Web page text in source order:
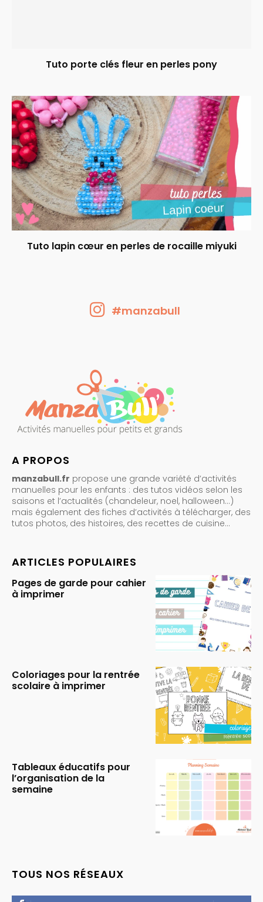
Tuto porte clés fleur en perles pony
Tuto lapin cœur en perles de rocaille miyuki
#manzabull
A PROPOS
manzabull.fr propose une grande variété d’activités
manuelles pour les enfants : des tutos vidéos selon les
saisons et l’actualités (chandeleur, noel, halloween…)
mais également des fiches d’activités à télécharger, des
tutos photos, des histoires, des recettes de cuisine…
ARTICLES POPULAIRES
Pages de garde pour cahier
à imprimer
Coloriages pour la rentrée
scolaire à imprimer
Tableaux éducatifs pour
l’organisation de la
semaine
TOUS NOS RÉSEAUX